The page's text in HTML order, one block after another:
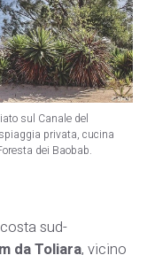
sul Canale del
privata, cucina
dei Baobab.
sud-
da Toliara, vicino